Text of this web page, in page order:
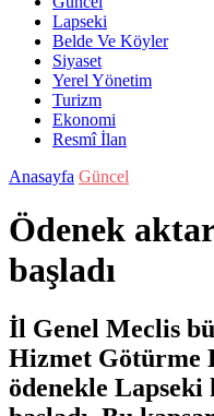
Lapseki
Belde Ve Köyler
Siyaset
Yerel Yönetim
Turizm
Ekonomi
Resmî İlan
Anasayfa Güncel
Ödenek
başladı
İl Genel Meclis
Hizmet Götürme
ödenekle